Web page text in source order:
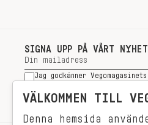
SIGNA UPP PÅ VÅRT
Jag godkänner Vegomagasinets
SIGNA UPP
VÄLKOMMEN TILL
Denna hemsida